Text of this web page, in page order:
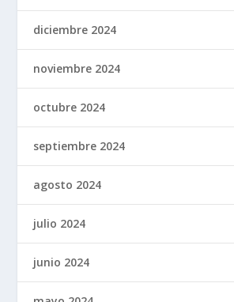
diciembre 2024
noviembre 2024
octubre 2024
septiembre 2024
agosto 2024
julio 2024
junio 2024